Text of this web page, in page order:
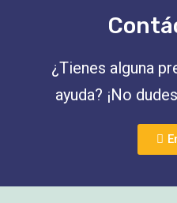
¿Tienes alguna
ayuda? ¡No